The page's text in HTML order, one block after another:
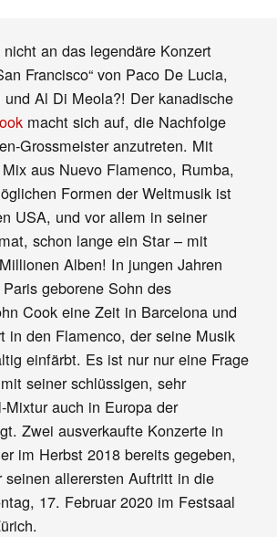
an das legendäre Konzert
Francisco“ von Paco De Lucia,
Al Di Meola?! Der kanadische
macht sich auf, die Nachfolge
Grossmeister anzutreten. Mit
aus Nuevo Flamenco, Rumba,
Formen der Weltmusik ist
USA, und vor allem in seiner
schon lange ein Star – mit
Alben! In jungen Jahren
geborene Sohn des
Cook eine Zeit in Barcelona und
in den Flamenco, der seine Musik
einfärbt. Es ist nur nur eine Frage
seiner schlüssigen, sehr
auch in Europa der
Zwei ausverkaufte Konzerte in
im Herbst 2018 bereits gegeben,
seinen allerersten Auftritt in die
17. Februar 2020 im Festsaal